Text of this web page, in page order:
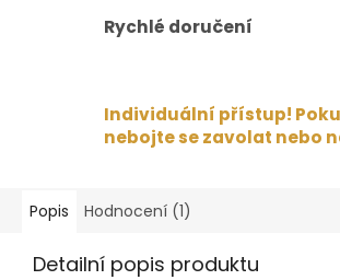
Rychlé doručení
Individuální přístup!
nebojte se zavolat nebo
Popis Hodnocení (1)
Detailní popis produktu